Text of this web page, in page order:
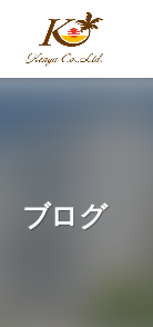
ブログ